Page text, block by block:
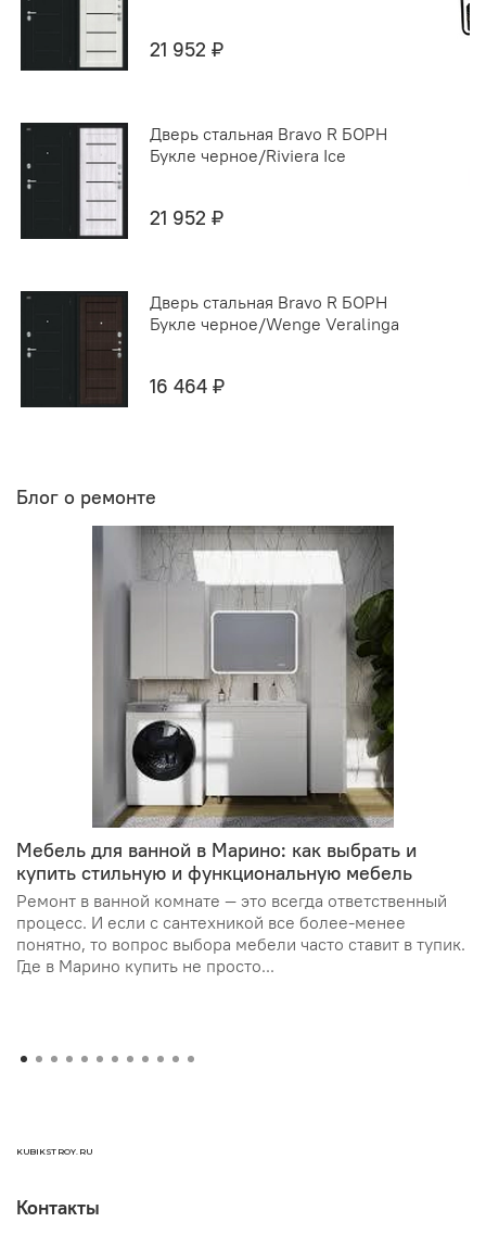
21 952 ₽
Дверь стальная Bravo R БОРН
Букле черное/Riviera Ice
21 952 ₽
Дверь стальная Bravo R БОРН
Букле черное/Wenge Veralinga
16 464 ₽
Блог о ремонте
Мебель для ванной в Марино: как выбрать и
купить стильную и функциональную мебель
Ремонт в ванной комнате — это всегда ответственный
процесс. И если с сантехникой все более-менее
понятно, то вопрос выбора мебели часто ставит в тупик.
Где в Марино купить не просто...
KUBIKSTROY.RU
Контакты